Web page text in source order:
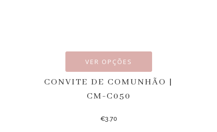
VER OPÇÕES
CONVITE DE COMUNHÃO |
CM-C050
€3.70